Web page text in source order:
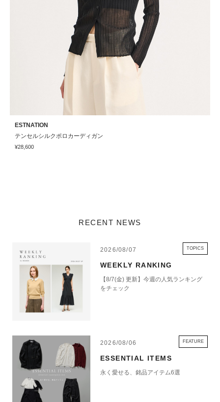
ESTNATION
テンセルシルクポロカーディガン
¥28,600
RECENT NEWS
2026/08/07 TOPICS
WEEKLY RANKING
【8/7(金) 更新】今週の人気ランキング
をチェック
2026/08/06 FEATURE
ESSENTIAL ITEMS
永く愛せる、銘品アイテム6選